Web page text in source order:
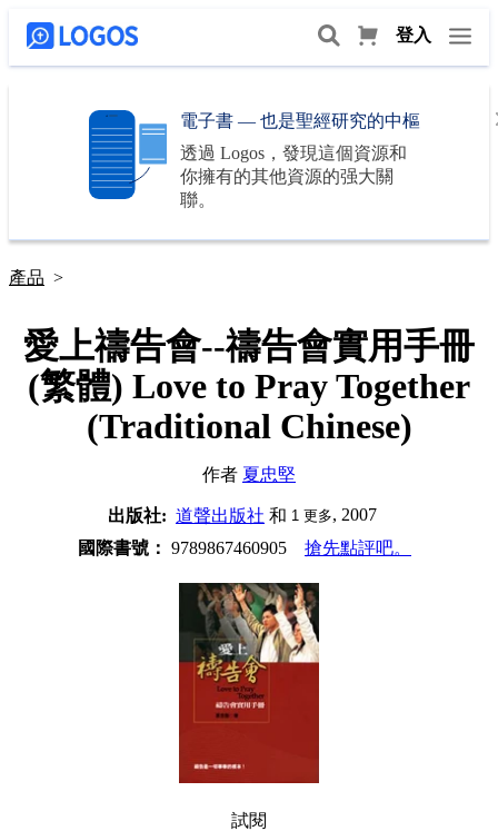
登入
電子書 — 也是聖經研究的中樞
透過 Logos ，發現這個資源和
你擁有的其他資源的强大關
聯。
產品 >
愛上禱告會--禱告會實用手冊
(繁體) Love to Pray Together
(Traditional Chinese)
作者 夏忠堅
出版社: 道聲出版社 和 1 更多, 2007
國際書號： 9789867460905 搶先點評吧。
試閱